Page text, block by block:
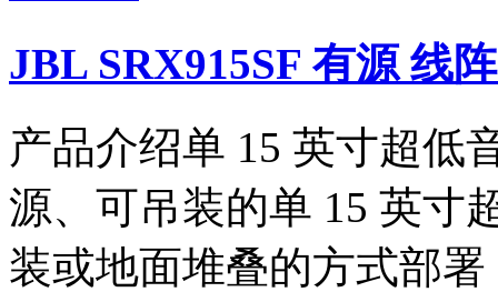
JBL SRX915SF 有源 线
产品介绍单 15 英寸超低
源、可吊装的单 15 英寸
装或地面堆叠的方式部